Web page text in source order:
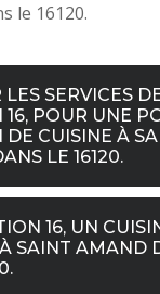
le 16120.
SERVICES
16, POUR UNE
DE CUISINE À
LE 16120.
16, UN
SAINT AMAND